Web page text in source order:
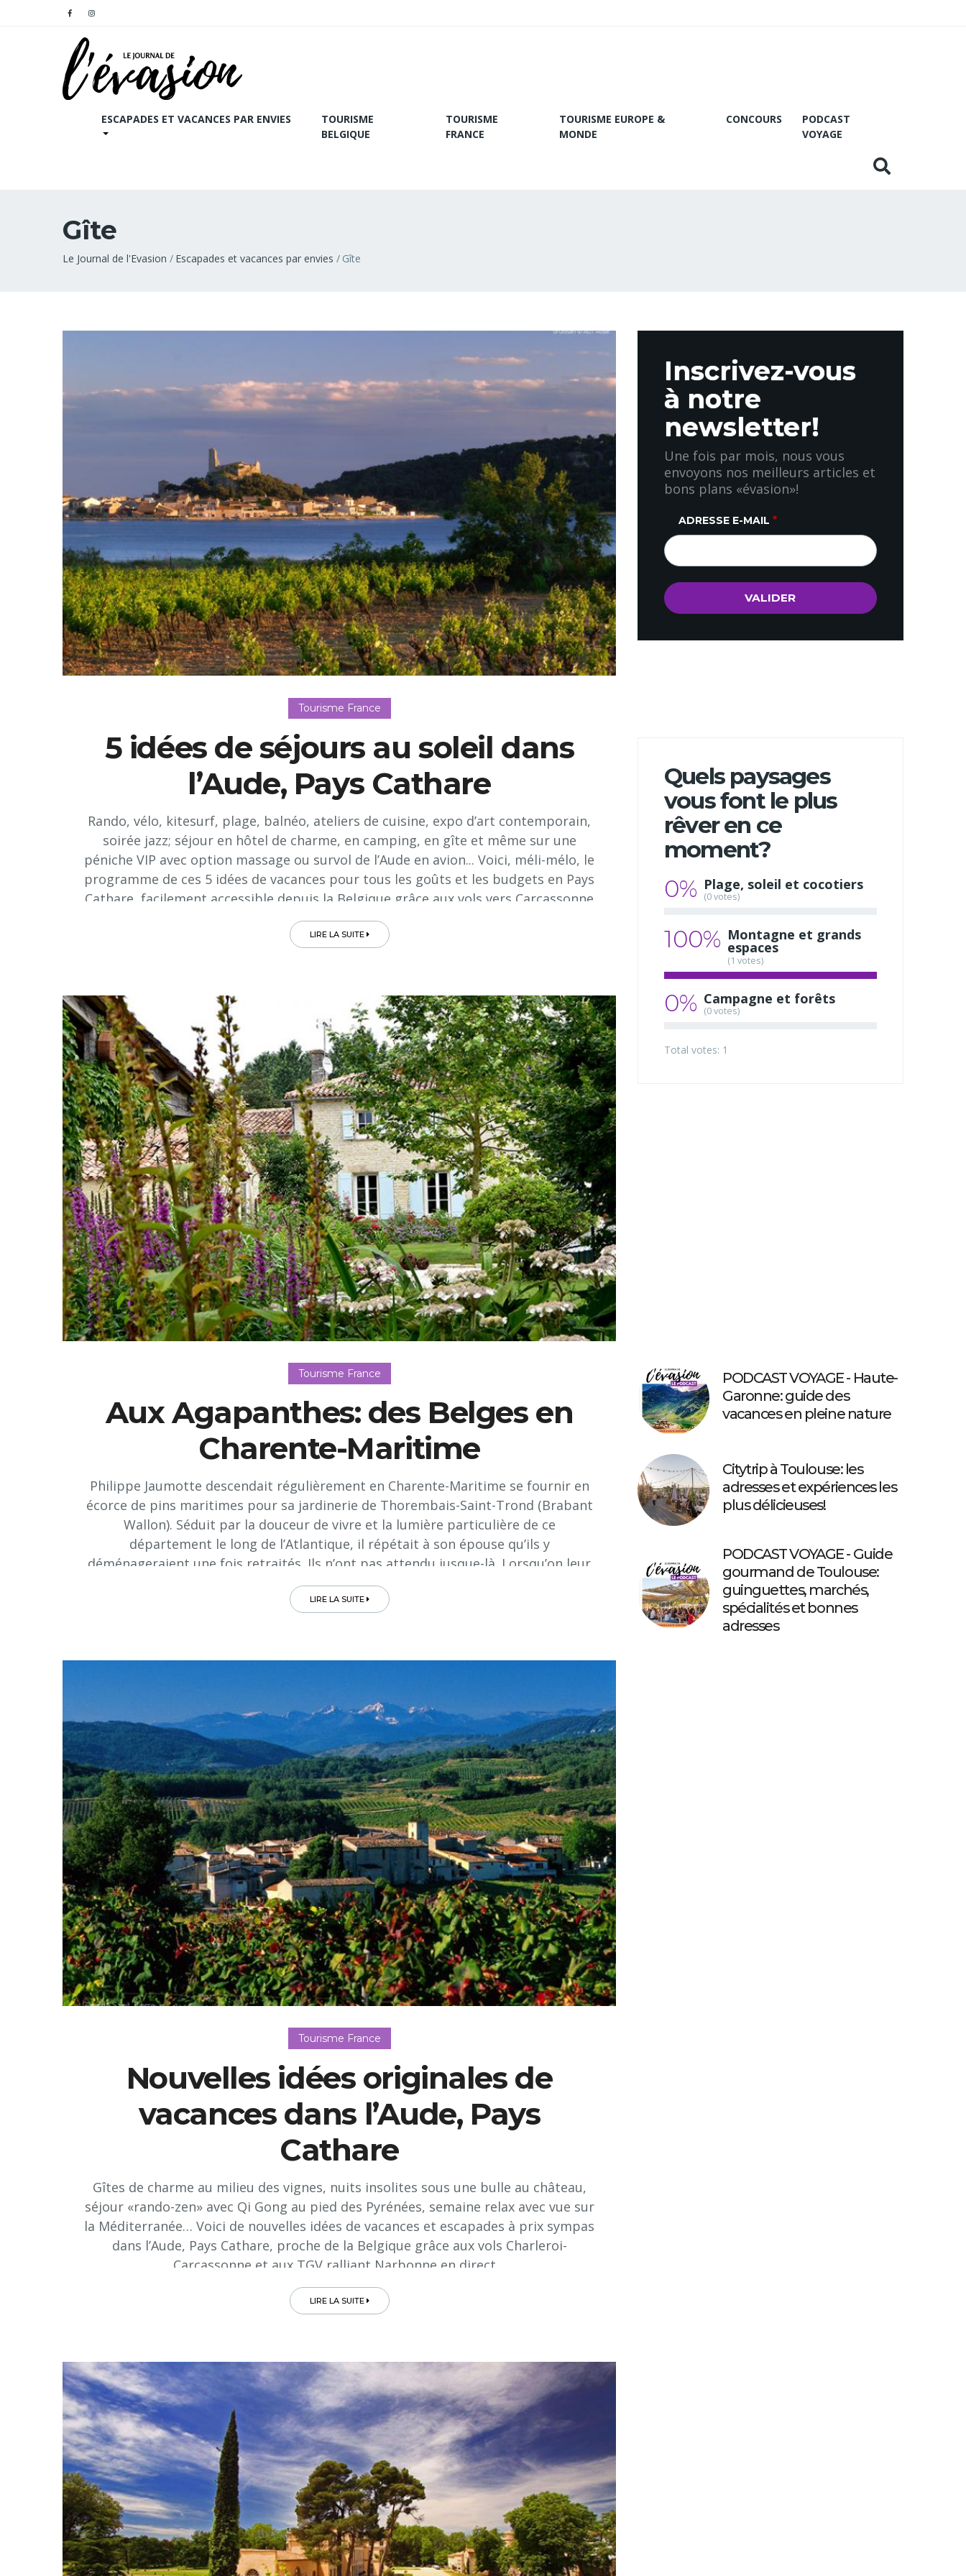
ESCAPADES ET VACANCES PAR ENVIES
TOURISME
BELGIQUE
TOURISME
FRANCE
TOURISME EUROPE &
MONDE
CONCOURS
PODCAST
VOYAGE
Gîte
Fil
Le Journal de l'Evasion Escapades et vacances par envies Gîte
Tourisme France
5 idées de séjours au soleil dans
l’Aude, Pays Cathare
Rando, vélo, kitesurf, plage, balnéo, ateliers de cuisine, expo d’art contemporain,
soirée jazz; séjour en hôtel de charme, en camping, en gîte et même sur une
péniche VIP avec option massage ou survol de l’Aude en avion... Voici, méli-mélo, le
programme de ces 5 idées de vacances pour tous les goûts et les budgets en Pays
Cathare, facilement accessible depuis la Belgique grâce aux vols vers Carcassonne
et aux trains directs vers Narbonne…
LIRE LA SUITE
Tourisme France
Aux Agapanthes: des Belges en
Charente-Maritime
Philippe Jaumotte descendait régulièrement en Charente-Maritime se fournir en
écorce de pins maritimes pour sa jardinerie de Thorembais-Saint-Trond (Brabant
Wallon). Séduit par la douceur de vivre et la lumière particulière de ce
département le long de l’Atlantique, il répétait à son épouse qu’ils y
déménageraient une fois retraités. Ils n’ont pas attendu jusque-là. Lorsqu’on leur
a proposé d’acheter leur maison en Belgique, ils ont sauté sur l’occasion et ont
rapidement trouvé la propriété de leur rêve dans le village d’Aumagne, un bout
LIRE LA SUITE
Tourisme France
Nouvelles idées originales de
vacances dans l’Aude, Pays
Cathare
Gîtes de charme au milieu des vignes, nuits insolites sous une bulle au château,
séjour «rando-zen» avec Qi Gong au pied des Pyrénées, semaine relax avec vue sur
la Méditerranée… Voici de nouvelles idées de vacances et escapades à prix sympas
dans l’Aude, Pays Cathare, proche de la Belgique grâce aux vols Charleroi-
Carcassonne et aux TGV ralliant Narbonne en direct…
LIRE LA SUITE
Inscrivez-vous
à notre
newsletter!
Une fois par mois, nous vous
envoyons nos meilleurs articles et
bons plans «évasion»!
ADRESSE E-MAIL
Quels paysages
vous font le plus
rêver en ce
moment?
0% Plage, soleil et cocotiers
(0 votes)
100% Montagne et grands
espaces
(1 votes)
0% Campagne et forêts
(0 votes)
Total votes: 1
PODCAST VOYAGE - Haute-
Garonne: guide des
vacances en pleine nature
Citytrip à Toulouse: les
adresses et expériences les
plus délicieuses!
PODCAST VOYAGE - Guide
gourmand de Toulouse:
guinguettes, marchés,
spécialités et bonnes
adresses